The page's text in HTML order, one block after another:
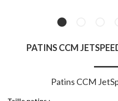
PATINS CCM
Patins CCM